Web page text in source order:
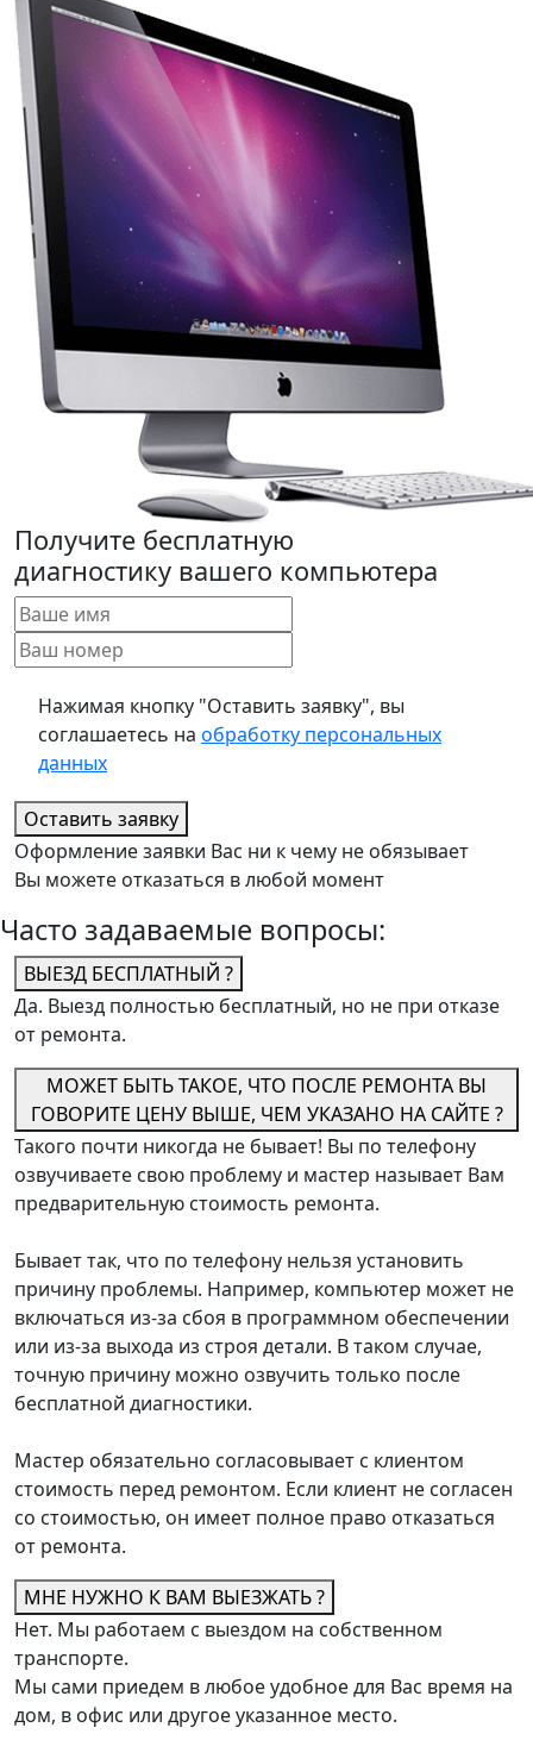
Получите бесплатную
диагностику вашего компьютера
Нажимая кнопку "Оставить заявку", вы
соглашаетесь на обработку персональных
данных
Оставить заявку
Оформление заявки Вас ни к чему не обязывает
Вы можете отказаться в любой момент
Часто задаваемые вопросы:
ВЫЕЗД БЕСПЛАТНЫЙ ?
Да. Выезд полностью бесплатный, но не при отказе
от ремонта.
МОЖЕТ БЫТЬ ТАКОЕ, ЧТО ПОСЛЕ РЕМОНТА ВЫ
ГОВОРИТЕ ЦЕНУ ВЫШЕ, ЧЕМ УКАЗАНО НА САЙТЕ ?
Такого почти никогда не бывает! Вы по телефону
озвучиваете свою проблему и мастер называет Вам
предварительную стоимость ремонта.
Бывает так, что по телефону нельзя установить
причину проблемы. Например, компьютер может не
включаться из-за сбоя в программном обеспечении
или из-за выхода из строя детали. В таком случае,
точную причину можно озвучить только после
бесплатной диагностики.
Мастер обязательно согласовывает с клиентом
стоимость перед ремонтом. Если клиент не согласен
со стоимостью, он имеет полное право отказаться
от ремонта.
МНЕ НУЖНО К ВАМ ВЫЕЗЖАТЬ ?
Нет. Мы работаем с выездом на собственном
транспорте.
Мы сами приедем в любое удобное для Вас время на
дом, в офис или другое указанное место.